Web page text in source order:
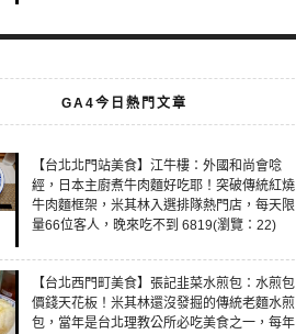
GA4今日熱門文章
【台北北門站美食】江牛樓：外國和尚會唸
經，日本主廚煮牛肉麵好吃耶！突破傳統紅燒
牛肉麵框架，米其林入選排隊熱門店，每天限
量66位客人，晚來吃不到 6819(瀏覽：22)
【台北西門町美食】張記韭菜水煎包：水煎包
價錢天花板！米其林還沒發掘的傳統老麵水煎
包，當年是台北理教公所必吃美食之一，每年